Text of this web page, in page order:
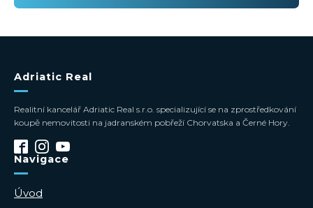
Adriatic Real
Realitní kancelář Adriatic Real s.r.o. specializující se na zprostředkování
koupě nemovitosti na jadranském pobřeží Chorvatska a Černé Hory.
Navigace
Úvod